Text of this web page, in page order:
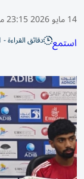
14 مايو 2026 23:15 مساء
استمع دقائق القراءة - 1